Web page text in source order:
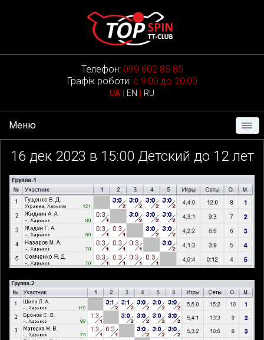
Телефон: 099 602 85 85
Графік роботи: с 9:00 до 20:00
UA | EN | RU
Меню
16 дек 2023 в 15:00 Детский до 12 лет